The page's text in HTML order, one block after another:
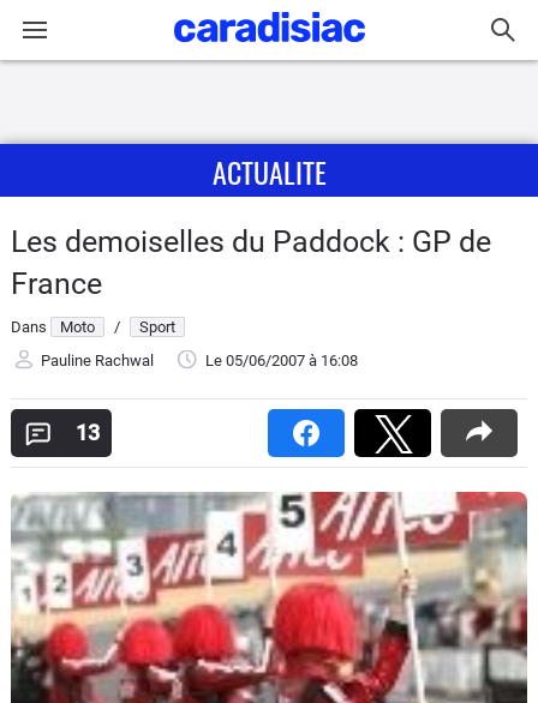
Actu
Essais
Equipement
Avis
Scooters
&
125
Marques
ACTUALITE
Les demoiselles du Paddock : GP de
France
Dans Moto /
Sport
Pauline Rachwal
Le 05/06/2007 à 16:08
13